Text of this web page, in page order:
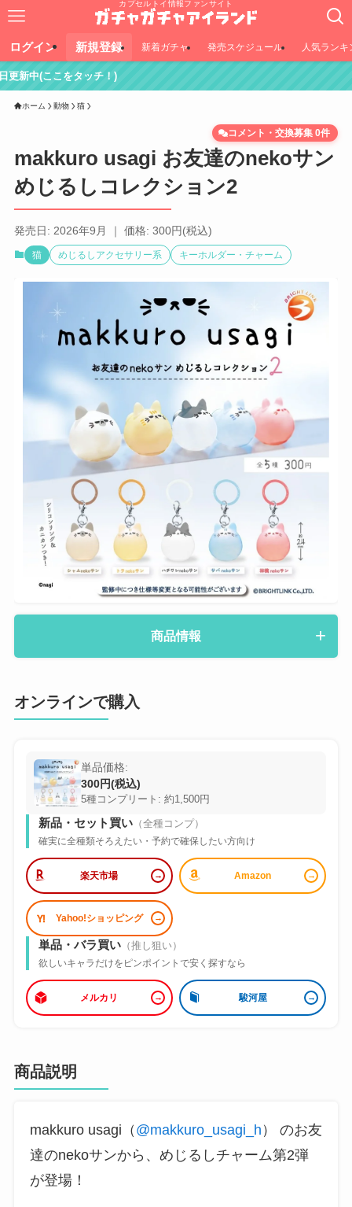
カプセルトイ情報ファンサイト
ログイン 新規登録 新着ガチャ 発売スケジュール 人気ランキ
チ！)
ホーム 動物 猫
makkuro usagi お友達のnekoサン
めじるしコレクション2
コメント・交換募集 0件
発売日: 2026年9月 ｜ 価格: 300円(税込)
猫 めじるしアクセサリー系 キーホルダー・チャーム
商品情報
オンラインで購入
単品価格:
300円(税込)
5種コンプリート: 約1,500円
新品・セット買い（全種コンプ）
確実に全種類そろえたい・予約で確保したい方向け
楽天市場 Amazon
Yahoo!ショッピング
単品・バラ買い（推し狙い）
欲しいキャラだけをピンポイントで安く探すなら
メルカリ 駿河屋
商品説明
makkuro usagi（ @makkuro_usagi_h ） のお友
達のnekoサンから、めじるしチャーム第2弾
が登場！